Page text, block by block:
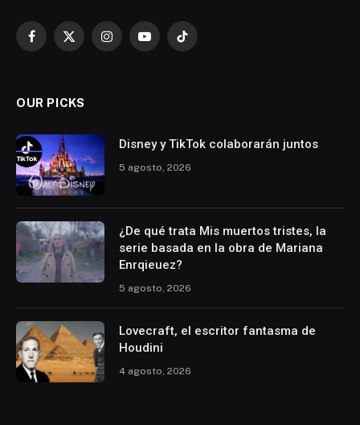
Facebook
X
InstagramYouTubeTikTok
OUR PICKS
Disney y TikTok colaborarán juntos
5 agosto, 2026
¿De qué trata Mis muertos tristes, la
serie basada en la obra de Mariana
Enrqieuez?
5 agosto, 2026
Lovecraft, el escritor fantasma de
Houdini
4 agosto, 2026